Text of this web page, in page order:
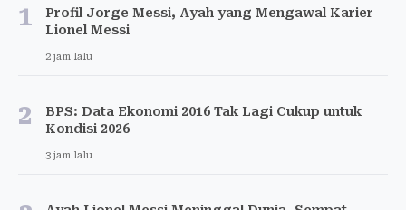
1
Profil Jorge Messi, Ayah yang Mengawal Karier
Lionel Messi
2 jam lalu
2
BPS: Data Ekonomi 2016 Tak Lagi Cukup untuk
Kondisi 2026
3 jam lalu